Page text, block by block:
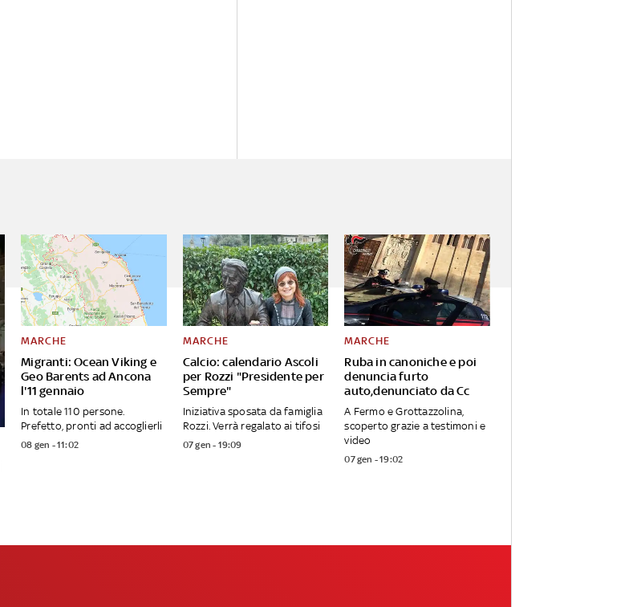
Migranti: Ocean Viking e
Geo Barents ad Ancona
l'11 gennaio
MARCHE
In totale 110 persone.
Prefetto, pronti ad accoglierli
08 gen - 11:02
Calcio: calendario Ascoli
per Rozzi "Presidente per
Sempre"
MARCHE
Iniziativa sposata da famiglia
Rozzi. Verrà regalato ai tifosi
07 gen - 19:09
Ruba in canoniche e poi
denuncia furto
auto,denunciato da Cc
MARCHE
A Fermo e Grottazzolina,
scoperto grazie a testimoni e
video
07 gen - 19:02